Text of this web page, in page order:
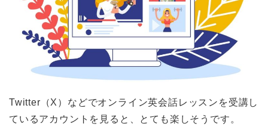
Twitter（X）などでオンライン英会話レッスンを受講し
ているアカウントを見ると、とても楽しそうです。